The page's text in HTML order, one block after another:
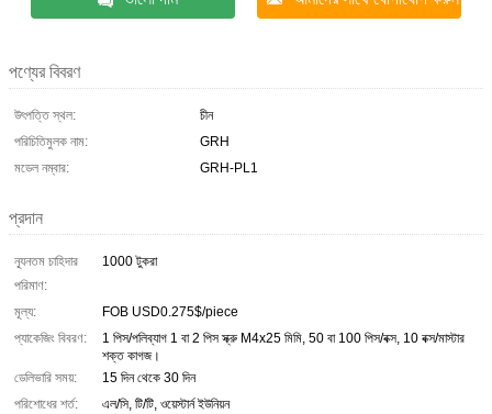
পণ্যের বিবরণ
উৎপত্তি স্থল:
চীন
পরিচিতিমুলক নাম:
GRH
মডেল নম্বার:
GRH-PL1
প্রদান
ন্যূনতম চাহিদার
পরিমাণ:
1000 টুকরা
মূল্য:
FOB USD0.275$/piece
প্যাকেজিং বিবরণ:
1 পিস/পলিব্যাগ 1 বা 2 পিস স্ক্রু M4x25 মিমি, 50 বা 100 পিস/বক্স, 10 বক্স/মাস্টার
শক্ত কাগজ।
ডেলিভারি সময়:
15 দিন থেকে 30 দিন
পরিশোধের শর্ত:
এল/সি, টি/টি, ওয়েস্টার্ন ইউনিয়ন